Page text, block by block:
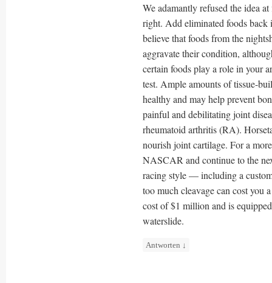
We adamantly refused the idea
right. Add eliminated foods back
believe that foods from the
aggravate their condition,
certain foods play a role in your
test. Ample amounts of tissue-
healthy and may help prevent
painful and debilitating joint
rheumatoid arthritis (RA).
nourish joint cartilage. For a
NASCAR and continue to the
racing style — including a
too much cleavage can cost you
cost of $1 million and is
waterslide.
Antworten ↓